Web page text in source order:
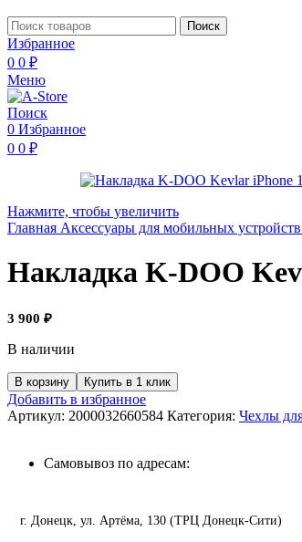
Поиск
Избранное
0 0 ₽
Меню
Поиск
0 Избранное
0 0 ₽
Нажмите, чтобы увеличить
Главная Аксессуары для мобильных устройств
Накладка K-DOO
3 900 ₽
В наличии
В корзину Купить в 1 клик
Добавить в избранное
Артикул: 2000032660584 Категория: Чехлы
Самовывоз по адресам:
г. Донецк, ул. Артёма, 130 (ТРЦ Донецк-Сити)